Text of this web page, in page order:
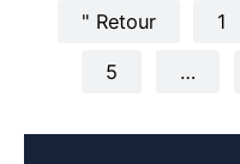
" Retour 1
5 …